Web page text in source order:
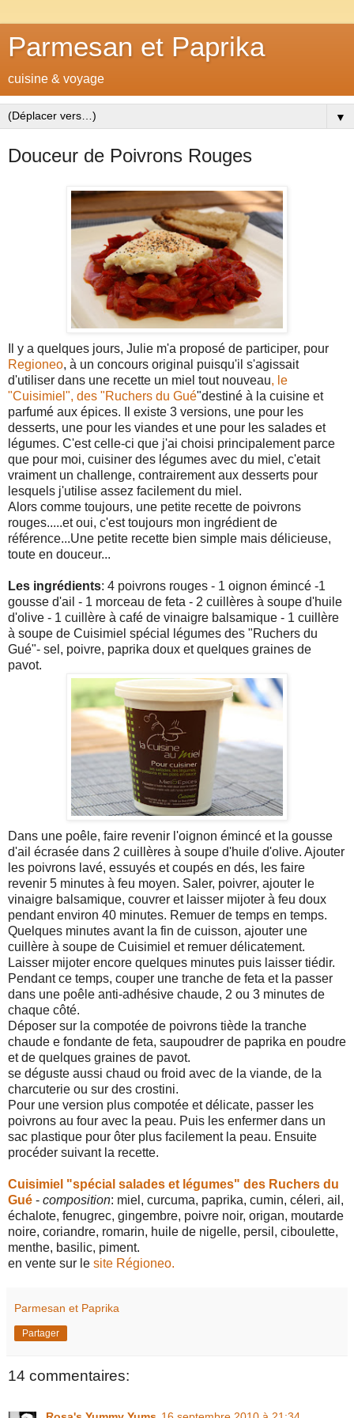
Parmesan et Paprika
cuisine & voyage
▼
Douceur de Poivrons Rouges
Il y a quelques jours, Julie m'a proposé de participer, pour
Regioneo, à un concours original puisqu'il s'agissait
d'utiliser dans une recette un miel tout nouveau, le
"Cuisimiel", des "Ruchers du Gué"destiné à la cuisine et
parfumé aux épices. Il existe 3 versions, une pour les
desserts, une pour les viandes et une pour les salades et
légumes. C'est celle-ci que j'ai choisi principalement parce
que pour moi, cuisiner des légumes avec du miel, c'etait
vraiment un challenge, contrairement aux desserts pour
lesquels j'utilise assez facilement du miel.
Alors comme toujours, une petite recette de poivrons
rouges.....et oui, c'est toujours mon ingrédient de
référence...Une petite recette bien simple mais délicieuse,
toute en douceur...
Les ingrédients: 4 poivrons rouges - 1 oignon émincé -1
gousse d'ail - 1 morceau de feta - 2 cuillères à soupe d'huile
d'olive - 1 cuillère à café de vinaigre balsamique - 1 cuillère
à soupe de Cuisimiel spécial légumes des "Ruchers du
Gué"- sel, poivre, paprika doux et quelques graines de
pavot.
Dans une poêle, faire revenir l'oignon émincé et la gousse
d'ail écrasée dans 2 cuillères à soupe d'huile d'olive. Ajouter
les poivrons lavé, essuyés et coupés en dés, les faire
revenir 5 minutes à feu moyen. Saler, poivrer, ajouter le
vinaigre balsamique, couvrer et laisser mijoter à feu doux
pendant environ 40 minutes. Remuer de temps en temps.
Quelques minutes avant la fin de cuisson, ajouter une
cuillère à soupe de Cuisimiel et remuer délicatement.
Laisser mijoter encore quelques minutes puis laisser tiédir.
Pendant ce temps, couper une tranche de feta et la passer
dans une poêle anti-adhésive chaude, 2 ou 3 minutes de
chaque côté.
Déposer sur la compotée de poivrons tiède la tranche
chaude e fondante de feta, saupoudrer de paprika en poudre
et de quelques graines de pavot.
se déguste aussi chaud ou froid avec de la viande, de la
charcuterie ou sur des crostini.
Pour une version plus compotée et délicate, passer les
poivrons au four avec la peau. Puis les enfermer dans un
sac plastique pour ôter plus facilement la peau. Ensuite
procéder suivant la recette.
Cuisimiel "spécial salades et légumes" des Ruchers du
Gué - composition: miel, curcuma, paprika, cumin, céleri, ail,
échalote, fenugrec, gingembre, poivre noir, origan, moutarde
noire, coriandre, romarin, huile de nigelle, persil, ciboulette,
menthe, basilic, piment.
en vente sur le site Régioneo.
Parmesan et Paprika
Partager
14 commentaires: